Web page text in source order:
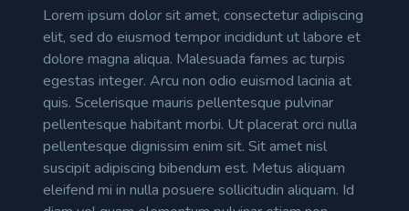
Lorem ipsum dolor sit amet, consectetur adipiscing
elit, sed do eiusmod tempor incididunt ut labore et
dolore magna aliqua. Malesuada fames ac turpis
egestas integer. Arcu non odio euismod lacinia at
quis. Scelerisque mauris pellentesque pulvinar
pellentesque habitant morbi. Ut placerat orci nulla
pellentesque dignissim enim sit. Sit amet nisl
suscipit adipiscing bibendum est. Metus aliquam
eleifend mi in nulla posuere sollicitudin aliquam. Id